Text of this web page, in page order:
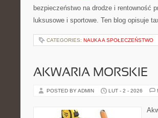
bezpieczeństwo na drodze i rentowność
luksusowe i sportowe. Ten blog opisuje
CATEGORIES: NAUKA A SPOŁECZEŃSTWO
AKWARIA MORSKIE
POSTED BY ADMIN LUT - 2 - 2026